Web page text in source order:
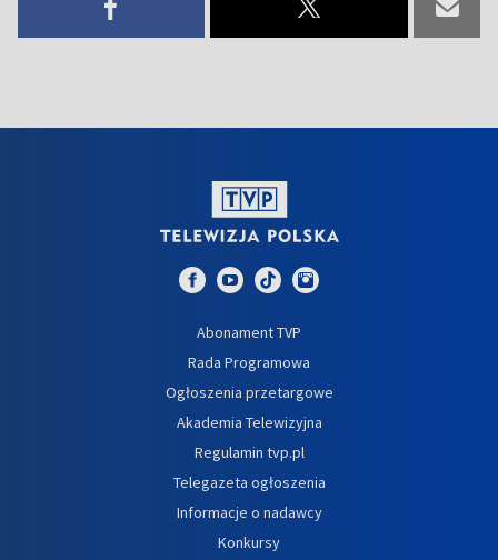
Abonament TVP
Rada Programowa
Ogłoszenia przetargowe
Akademia Telewizyjna
Regulamin tvp.pl
Telegazeta ogłoszenia
Informacje o nadawcy
Konkursy